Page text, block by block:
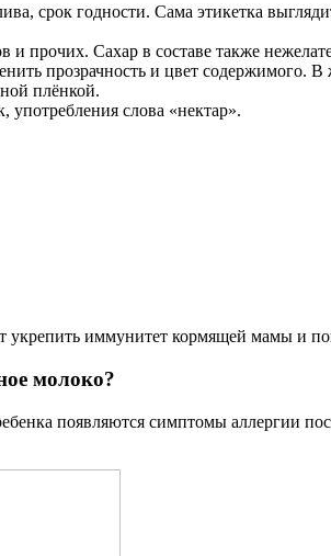
срок годности. Сама этикетка
прочих. Сахар в составе также
прозрачность и цвет содержимого.
плёнкой.
слова «нектар».
иммунитет кормящей мамы и
молоко?
появляются симптомы аллергии